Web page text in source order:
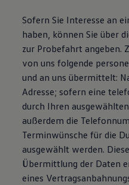
Sofern Sie Interesse an
haben, können Sie über
zur Probefahrt angeben.
von uns folgende
und an uns übermittelt:
Adresse; sofern eine
durch Ihren
außerdem die
Terminwünsche für die
ausgewählt werden.
Übermittlung der Daten
eines